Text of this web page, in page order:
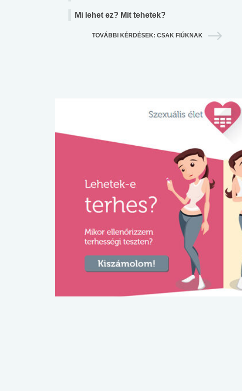
Mi lehet ez? Mit tehetek?
TOVÁBBI KÉRDÉSEK: CSAK FIÚKNAK
lábnyomod?
#Betegségek
Elsősegély
tudásteszt